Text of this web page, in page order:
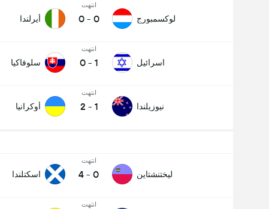
لوكسمبورج
انتهت
0
-
0 أيرلندا
اسرائيل
انتهت
1
-
0 سلوفاكيا
نيوزيلندا
انتهت
1
-
2 أوكرانيا
ليختنشتاين
انتهت
0
-
4 اسكتلندا
انتهت